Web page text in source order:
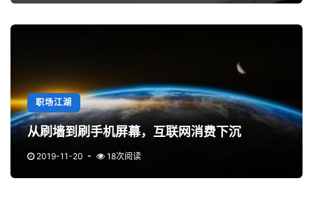
职场江湖
从刷墙到刷手机屏幕，互联网消费下沉
2019-11-20 18次阅读